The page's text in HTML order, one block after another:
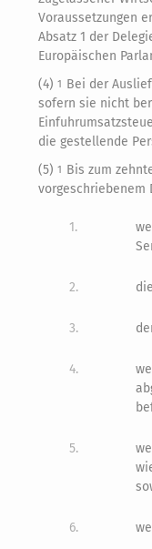
Voraussetzungen
Absatz 1 der
Europäischen
(4) 1 Bei der
sofern sie nicht
die gestellende
(5) 1
Bis zum
vorgeschriebenem
1.
2.
3.
4.
5.
6.